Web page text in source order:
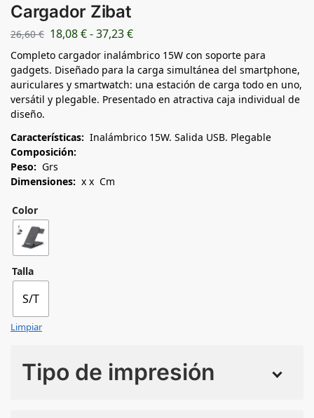
Cargador Zibat
26,60€ 18,08€-37,23€
Completo cargador inalámbrico 15W con soporte para
gadgets. Diseñado para la carga simultánea del smartphone,
auriculares y smartwatch: una estación de carga todo en uno,
versátil y plegable. Presentado en atractiva caja individual de
diseño.
Características: Inalámbrico 15W. Salida USB. Plegable
Composición:
Peso: Grs
Dimensiones: x x Cm
Color
Talla
S/T
Limpiar
Tipo de impresión